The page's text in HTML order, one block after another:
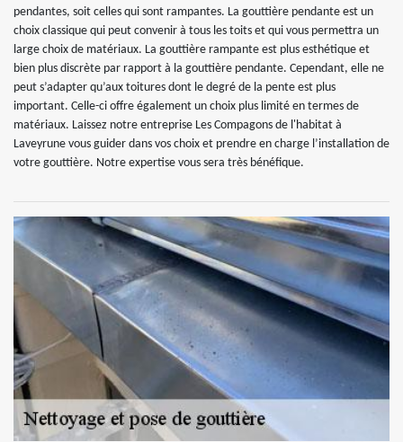
pendantes, soit celles qui sont rampantes. La gouttière pendante est un
choix classique qui peut convenir à tous les toits et qui vous permettra un
large choix de matériaux. La gouttière rampante est plus esthétique et
bien plus discrète par rapport à la gouttière pendante. Cependant, elle ne
peut s’adapter qu’aux toitures dont le degré de la pente est plus
important. Celle-ci offre également un choix plus limité en termes de
matériaux. Laissez notre entreprise Les Compagons de l'habitat à
Laveyrune vous guider dans vos choix et prendre en charge l’installation de
votre gouttière. Notre expertise vous sera très bénéfique.